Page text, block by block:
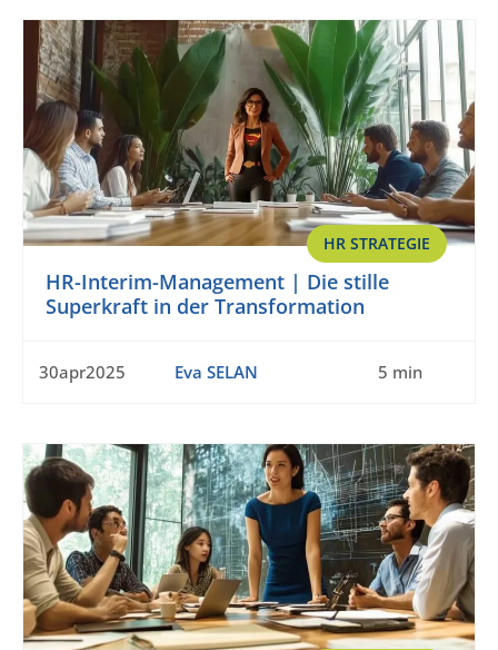
HR STRATEGIE
HR-Interim-Management | Die stille
Superkraft in der Transformation
30apr2025 Eva SELAN 5 min